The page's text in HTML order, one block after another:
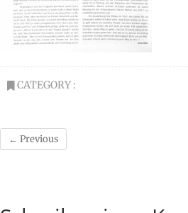
CATEGORY :
← Previous